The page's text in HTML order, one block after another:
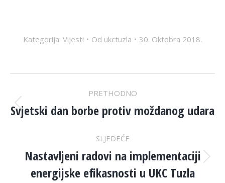
Kategorija: Vijesti Od ukctuzla 30. Oktobra 2018.
POST
NAVIGATION
PRETHODNO
Previous
Svjetski dan borbe protiv moždanog udara
SLJEDEĆE
Next
post:
Nastavljeni radovi na implementaciji
energijske efikasnosti u UKC Tuzla